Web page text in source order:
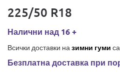
225/50 R18
Налични над 16 +
Всички доставки на зимни гуми
Безплатна доставка при